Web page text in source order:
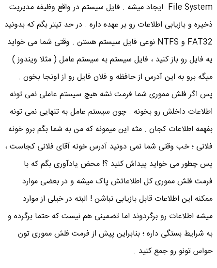
File System ایجاد میشه . فایل سیستم در واقع وظیفه مدیریت
ذخیره و بازیابی اطلاعات رو بر عهده داره . در حد تیتر بگم که بدونید
FAT32 و NTFS نوعی فایل سیستم هستن . وقتی شما می خواید
یه فایل رو باز کنید ، فایل سیستم به سیستم عامل ( مثلا ویندوز )
میگه برو به این آدرس از حافظه و فلان فایل رو از اونجا بخون .
پس اگر فلش مموری شما فرمت نشه هیچ سیستم عاملی نمی تونه
اطلاعات داخلش رو بخونه . چون سیستم عامل به تنهایی نمی تونه
بفهمه اطلاعات کجان . مثه این میمونه که من به شما بگم برو خونه
فلانی ؛ خب وقتی شما نمی دونید آدرس خونه آقای فلانی کجاست ،
پس چطور می خواید پیداش کنید ؟! محض یادآوری بگم که با
فرمت فلش مموری کل اطلاعاتش پاک میشه و در بعضی موارد
ممکنه این اطلاعات قابل بازیابی نباشن ! البته در خیلی از موارد
میشه اطلاعات رو برگردوند اما تضمینی هم نیست که حتما برگرده و
به شرایط بستگی داره ؛ بنابراین پیش از فرمت فلش مموری تون
حواس تونو رو جمع کنید .